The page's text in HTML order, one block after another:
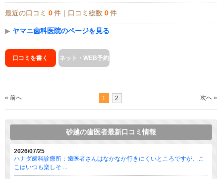
最近の口コミ 0 件｜口コミ総数 0 件
▶ ヤマニ歯科医院のページを見る
口コミを書く ネット・WEB予約
« 前へ 1 2 次へ »
砂越の歯医者最新口コミ情報
2026/07/25
ハナダ歯科診療所：歯医者さんはなかなか行きにくいところですが、こ
こはいつも楽しそ ...